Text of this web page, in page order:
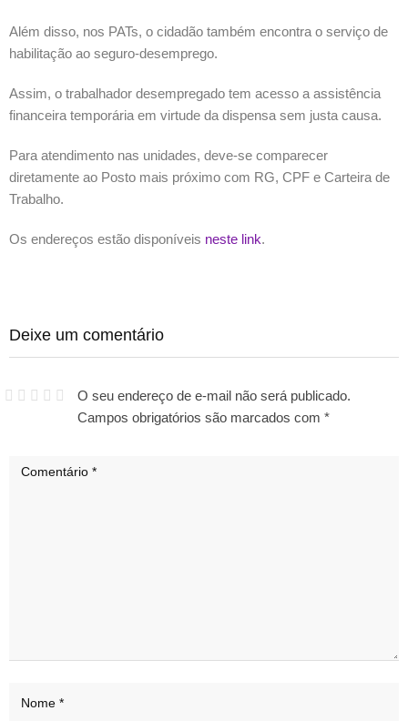
Além disso, nos PATs, o cidadão também encontra o serviço de
habilitação ao seguro-desemprego.
Assim, o trabalhador desempregado tem acesso a assistência
financeira temporária em virtude da dispensa sem justa causa.
Para atendimento nas unidades, deve-se comparecer
diretamente ao Posto mais próximo com RG, CPF e Carteira de
Trabalho.
Os endereços estão disponíveis neste link.
Deixe um comentário
O seu endereço de e-mail não será publicado.
Campos obrigatórios são marcados com *